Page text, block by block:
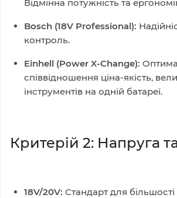
Відмінна потужність та
Bosch (18V Professional):
контроль.
Einhell (Power X-Change):
співвідношення ціна-якість,
інструментів на одній батареї.
Критерій 2: Напруга
18V/20V: Стандарт для